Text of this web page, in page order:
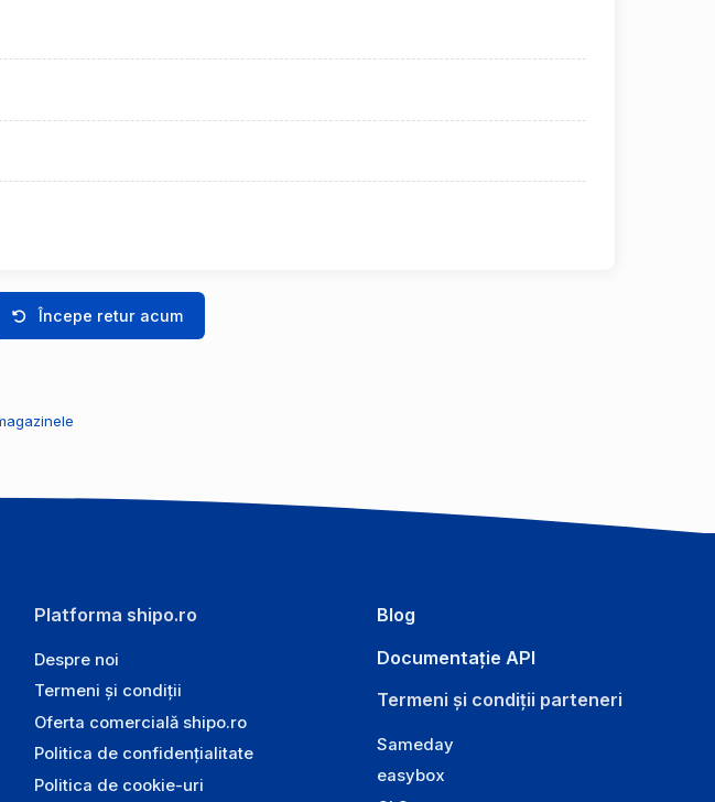
Începe retur acum
Platforma shipo.ro
Despre noi
Termeni și condiții
Oferta comercială shipo.ro
Politica de confidențialitate
Politica de cookie-uri
Blog
Documentație API
Termeni și condiții parteneri
Sameday
easybox